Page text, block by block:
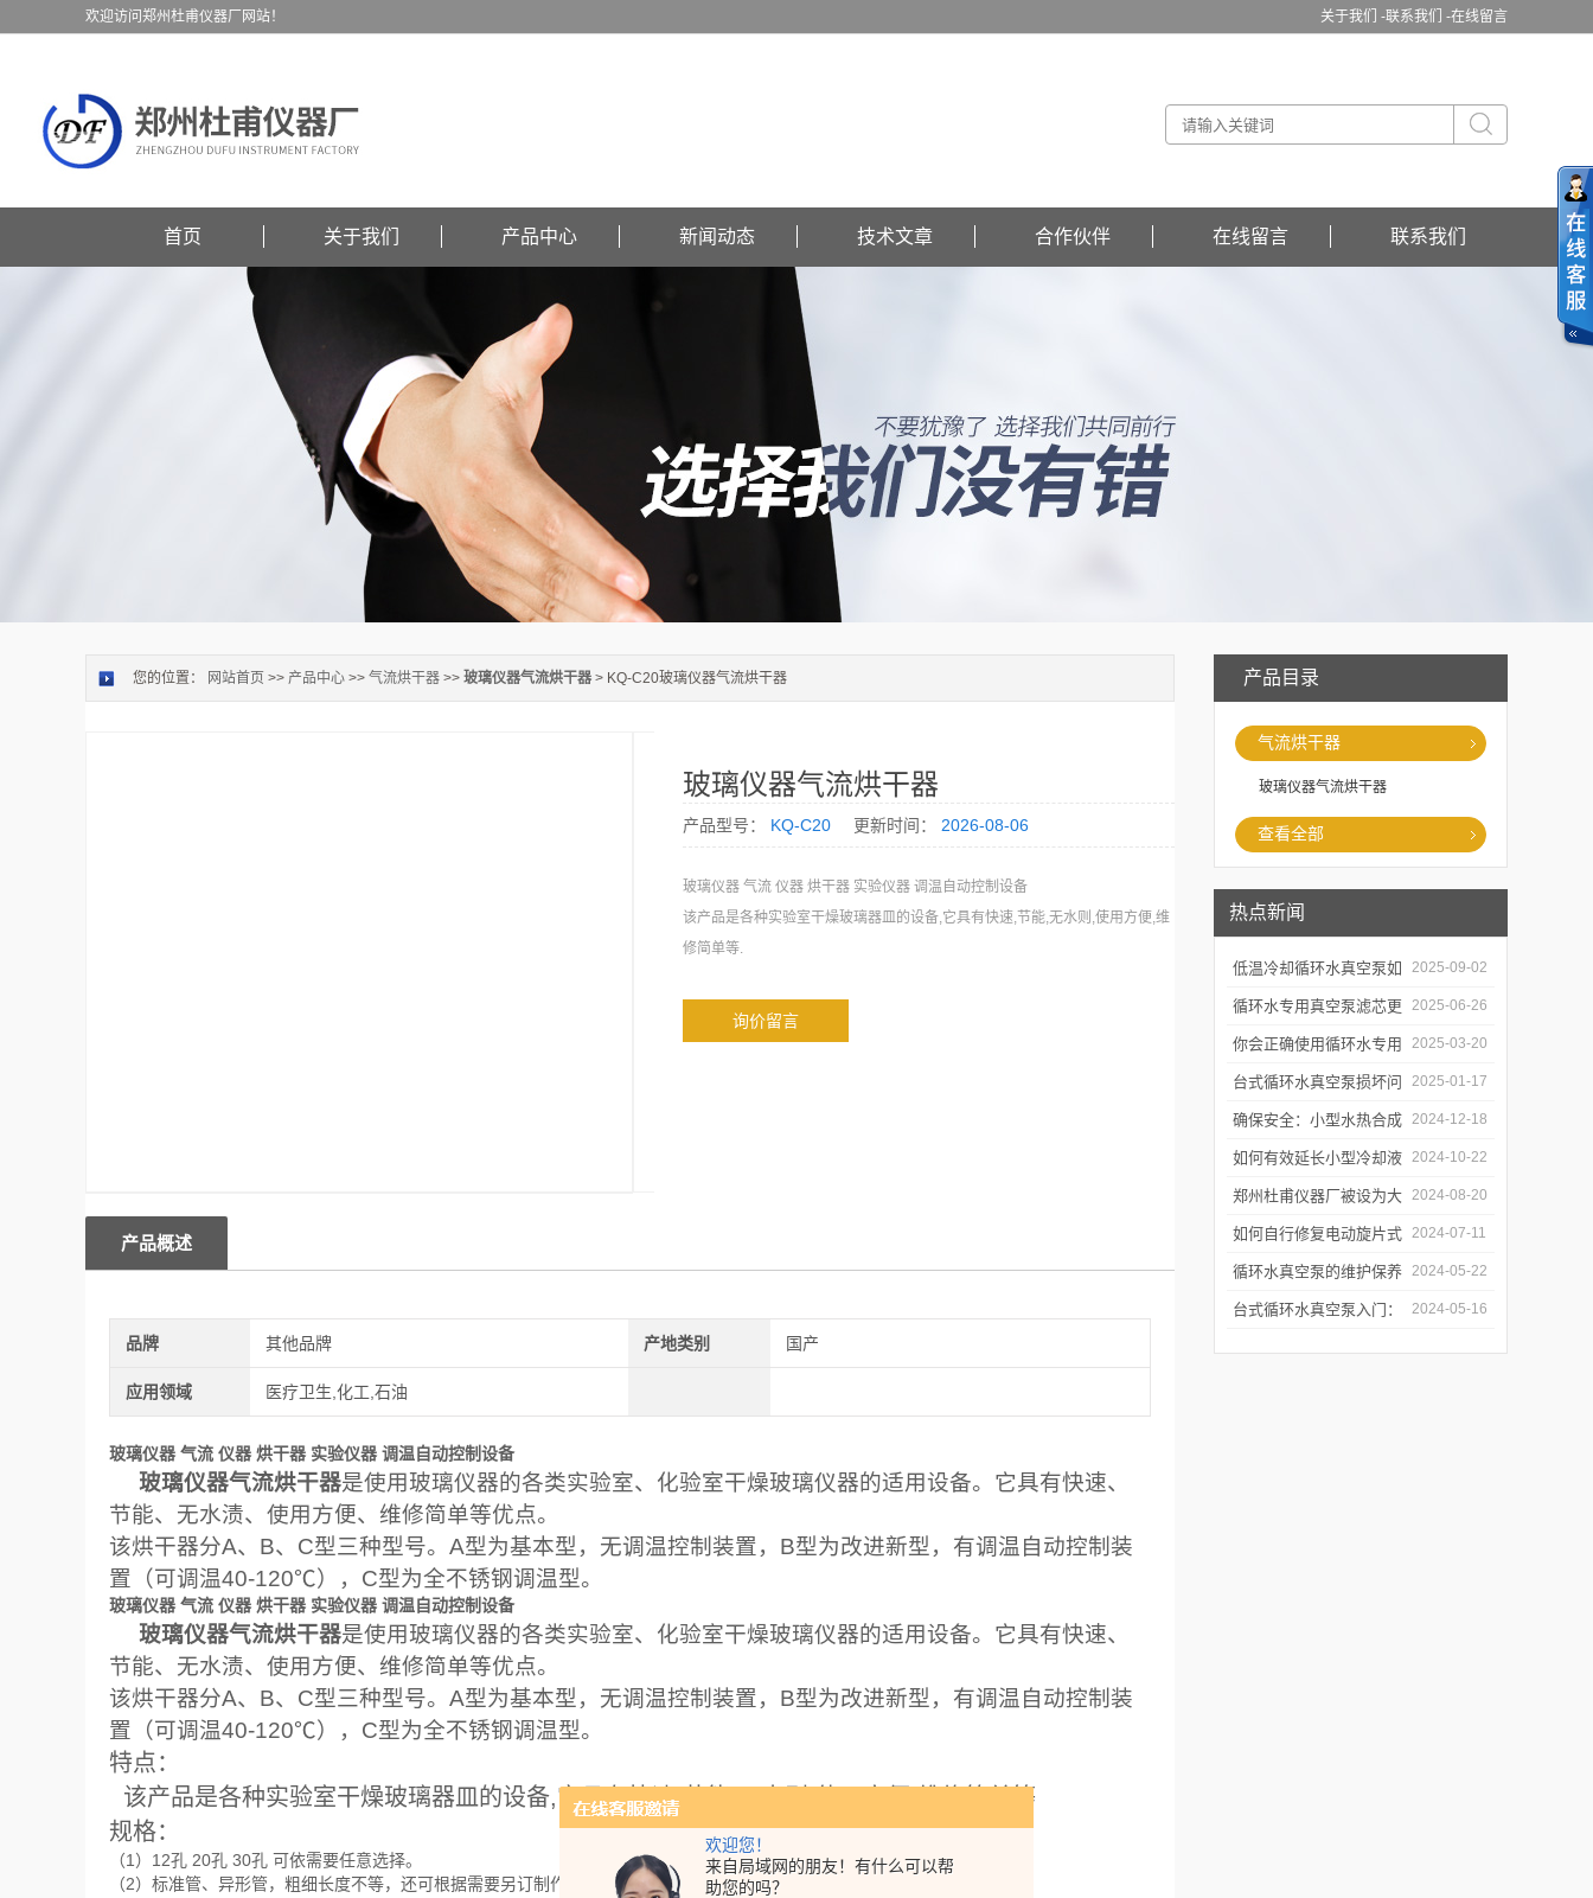
欢迎您！
来自局域网的朋友！有什么可以帮
助您的吗？
关于我们 -联系我们 -在线留言
欢迎访问郑州杜甫仪器厂网站！
首页 关于我们 产品中心 新闻动态 技术文章 合作伙伴 在线留言 联系我们
产品目录
气流烘干器
玻璃仪器气流烘干器
查看全部
热点新闻
低温冷却循环水真空泵如
何提升制冷与真空效率？
2025-09-02
循环水专用真空泵滤芯更
换周期：基于水质污染度
的判断方法
2025-06-26
你会正确使用循环水专用
真空泵吗？
2025-03-20
台式循环水真空泵损坏问
题诊断与预防措施
2025-01-17
确保安全：小型水热合成
反应釜的操作与维护建议
2024-12-18
如何有效延长小型冷却液
水循环泵的使用寿命？
2024-10-22
郑州杜甫仪器厂被设为大
学生实习就业基地
2024-08-20
如何自行修复电动旋片式
真空泵无法启动的问题
2024-07-11
循环水真空泵的维护保养
与故障排除指南
2024-05-22
台式循环水真空泵入门： 2024-05-16
您的位置： 网站首页 >> 产品中心 >> 气流烘干器 >> 玻璃仪器气流烘干器 > KQ-C20玻璃仪器气流烘干器
玻璃仪器气流烘干器
产品型号： KQ-C20 更新时间： 2026-08-06
玻璃仪器 气流 仪器 烘干器 实验仪器 调温自动控制设备
该产品是各种实验室干燥玻璃器皿的设备,它具有快速,节能,无水则,使用方便,维
修简单等.
询价留言
产品概述
品牌 其他品牌 产地类别 国产
应用领域 医疗卫生,化工,石油
玻璃仪器 气流 仪器 烘干器 实验仪器 调温自动控制设备
玻璃仪器气流烘干器是使用玻璃仪器的各类实验室、化验室干燥玻璃仪器的适用设备。它具有快速、
节能、无水渍、使用方便、维修简单等优点。
该烘干器分A、B、C型三种型号。A型为基本型，无调温控制装置，B型为改进新型，有调温自动控制装
置（可调温40-120℃），C型为全不锈钢调温型。
玻璃仪器 气流 仪器 烘干器 实验仪器 调温自动控制设备
玻璃仪器气流烘干器是使用玻璃仪器的各类实验室、化验室干燥玻璃仪器的适用设备。它具有快速、
节能、无水渍、使用方便、维修简单等优点。
该烘干器分A、B、C型三种型号。A型为基本型，无调温控制装置，B型为改进新型，有调温自动控制装
置（可调温40-120℃），C型为全不锈钢调温型。
特点：
该产品是各种实验室干燥玻璃器皿的设备,它具有快速,节能,无水则,使用方便,维修简单等
规格：
（1）12孔 20孔 30孔 可依需要任意选择。
（2）标准管、异形管，粗细长度不等，还可根据需要另订制作。